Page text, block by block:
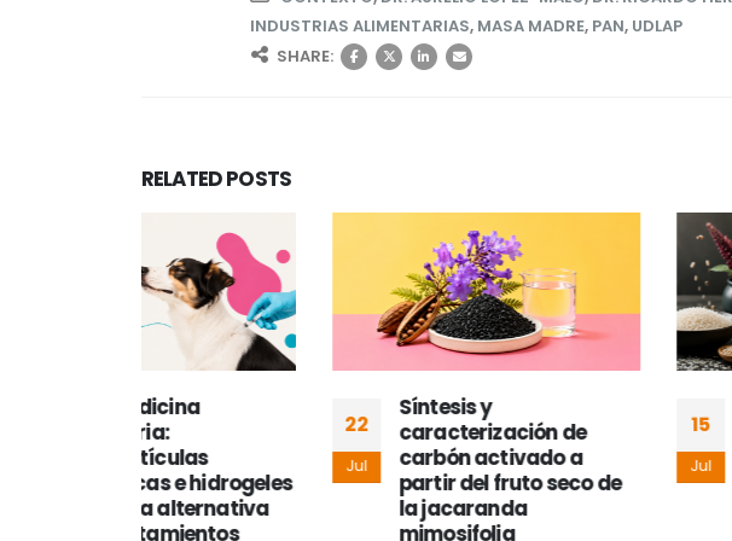
INDUSTRIAS ALIMENTARIAS, MASA MADRE, PAN, UDLAP
SHARE:
RELATEDPOSTS
22
Jul
caracterización de
carbón activado a
partir del fruto seco de
la jacaranda
mimosifolia
15
Jul
Pan sin gluten al
ciencia e
partir de arroz y
amaranto
Imagen generada